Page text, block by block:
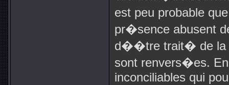
est peu probable
pr�sence abusent
d��tre trait� de la
sont renvers�es.
inconciliables qui